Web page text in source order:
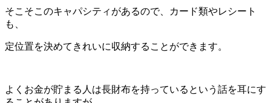
そこそこのキャパシティがあるので、カード類やレシート
も、
定位置を決めてきれいに収納することができます。
よくお金が貯まる人は長財布を持っているという話を耳にす